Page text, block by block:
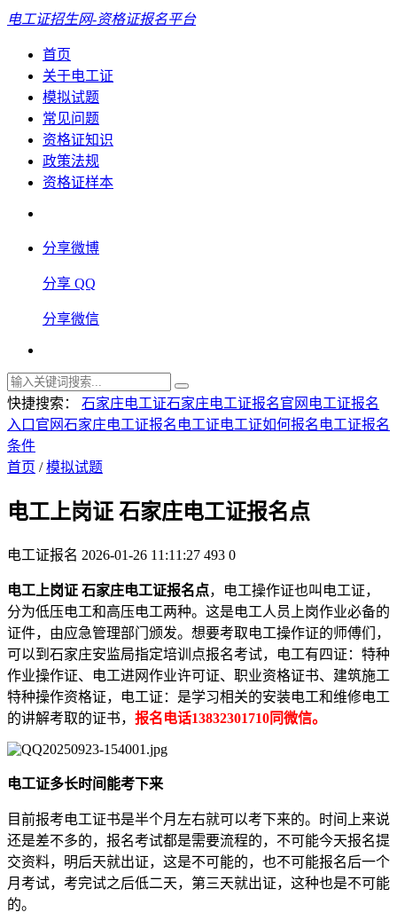
电工证招生网-资格证报名平台
首页
关于电工证
模拟试题
常见问题
资格证知识
政策法规
资格证样本
分享微博
分享 QQ
分享微信
快捷搜索： 石家庄电工证石家庄电工证报名官网 电工证报名
入口官网石家庄电工证报名 电工证电工证如何报名 电工证报名
条件
首页 /模拟试题
电工上岗证 石家庄电工证报名点
电工证报名 2026-01-26 11:11:27 493 0
电工上岗证 石家庄电工证报名点，电工操作证也叫电工证，
分为低压电工和高压电工两种。这是电工人员上岗作业必备的
证件，由应急管理部门颁发。想要考取电工操作证的师傅们，
可以到石家庄安监局指定培训点报名考试，电工有四证：特种
作业操作证、电工进网作业许可证、职业资格证书、建筑施工
特种操作资格证，电工证：是学习相关的安装电工和维修电工
的讲解考取的证书， 报名电话13832301710同微信。
电工证多长时间能考下来
目前报考电工证书是半个月左右就可以考下来的。时间上来说
还是差不多的，报名考试都是需要流程的，不可能今天报名提
交资料，明后天就出证，这是不可能的，也不可能报名后一个
月考试，考完试之后低二天，第三天就出证，这种也是不可能
的。